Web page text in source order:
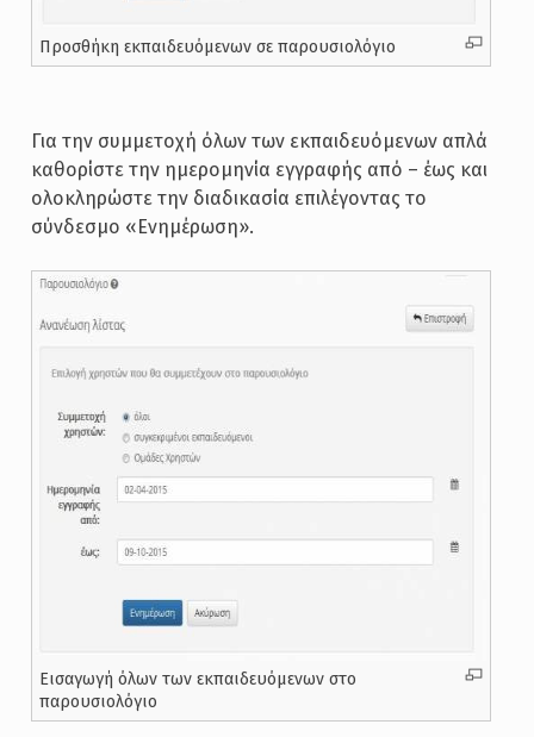
Προσθήκη εκπαιδευόμενων σε παρουσιολόγιο
Για την συμμετοχή όλων των εκπαιδευόμενων απλά
καθορίστε την ημερομηνία εγγραφής από – έως και
ολοκληρώστε την διαδικασία επιλέγοντας το
σύνδεσμο «Ενημέρωση».
Εισαγωγή όλων των εκπαιδευόμενων στο
παρουσιολόγιο